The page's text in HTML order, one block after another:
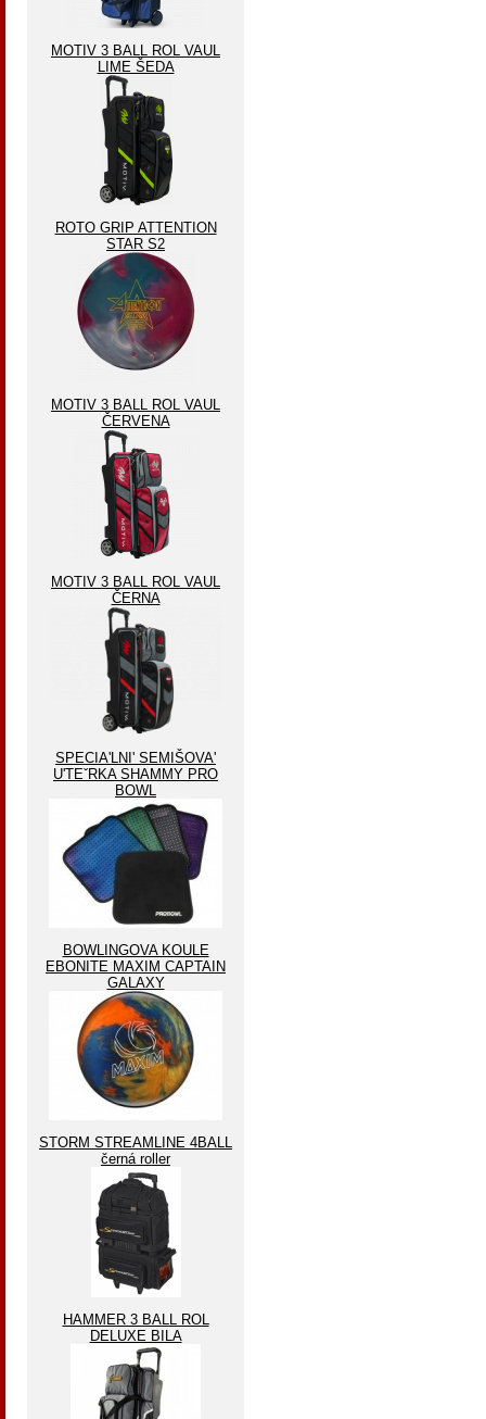
MOTIV 3 BALL ROL VAUL
LIME ŠEDA
ROTO GRIP ATTENTION
STAR S2
MOTIV 3 BALL ROL VAUL
ČERVENA
MOTIV 3 BALL ROL VAUL
ČERNA
SPECIA'LNI' SEMIŠOVA'
U'TEˇRKA SHAMMY PRO
BOWL
BOWLINGOVA KOULE
EBONITE MAXIM CAPTAIN
GALAXY
STORM STREAMLINE 4BALL
černá roller
HAMMER 3 BALL ROL
DELUXE BILA